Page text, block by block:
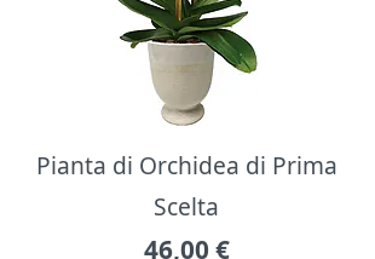
Pianta di Orchidea di Prima
Scelta
46,00 €